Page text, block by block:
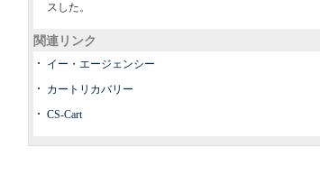
スした。
関連リンク
イー・エージェンシー
カートリカバリー
CS-Cart